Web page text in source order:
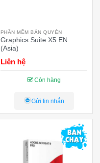
PHẦN MỀM BẢN QUYÈN
Graphics Suite X5 EN
(Asia)
Liên hệ
Còn hàng
Gửi tin nhắn